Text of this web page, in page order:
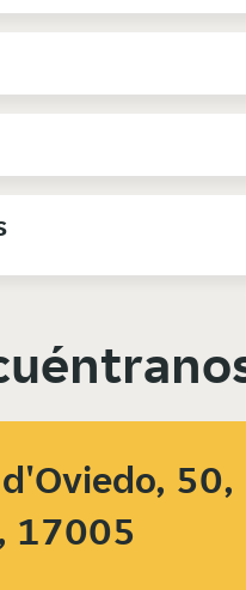
50,
17005